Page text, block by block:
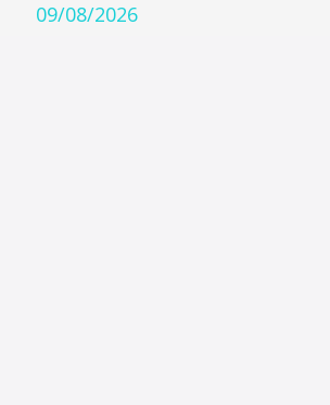
09/08/2026